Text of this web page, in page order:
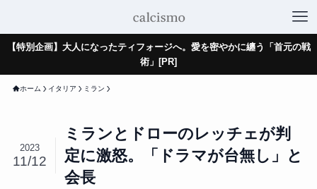
【特別企画】大人になったティフォージへ。愛を密やかに纏う「首元の戦
術」[PR]
ホーム イタリア ミラン
ミランとドローのレッチェが判
定に激怒。「ドラマが台無し」と
会長
2023
11/12